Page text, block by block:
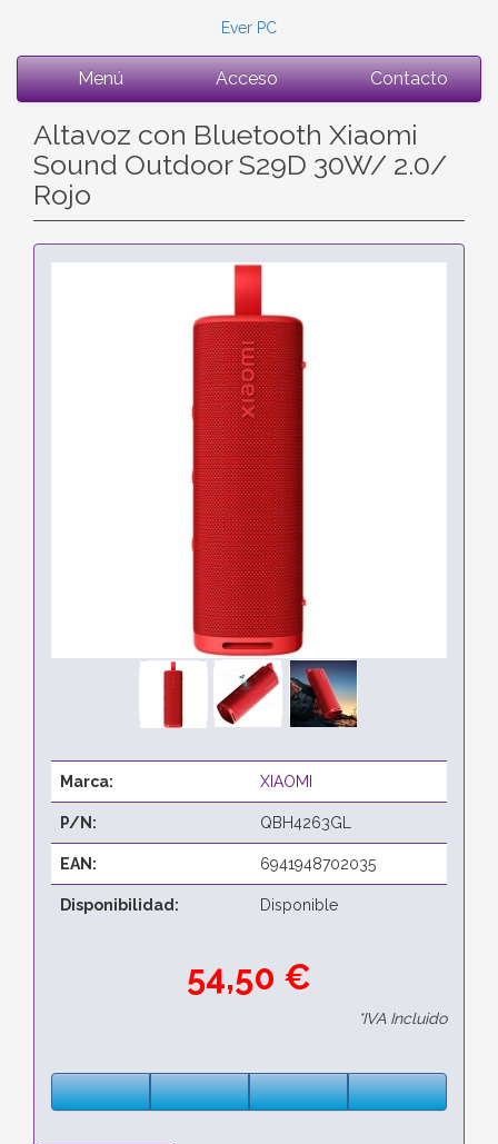
Ever PC
Menú Acceso Contacto
Altavoz con Bluetooth Xiaomi
Sound Outdoor S29D 30W/ 2.0/
Rojo
Marca: XIAOMI
P/N: QBH4263GL
EAN: 6941948702035
Disponibilidad: Disponible
54,50 €
*IVA Incluido